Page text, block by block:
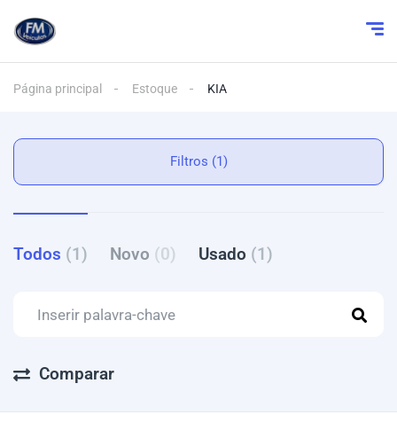
Página principal Estoque KIA
Filtros (1)
Todos (1) Novo (0) Usado (1)
Comparar